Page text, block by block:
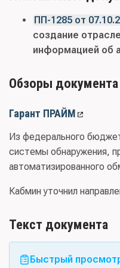
ПП-1285 от
создание
информацией об
Обзоры документа
Гарант ПРАЙМ
Из федерального
системы обнаружения,
автоматизированного
Кабмин уточнил
Текст документа
Быстрый